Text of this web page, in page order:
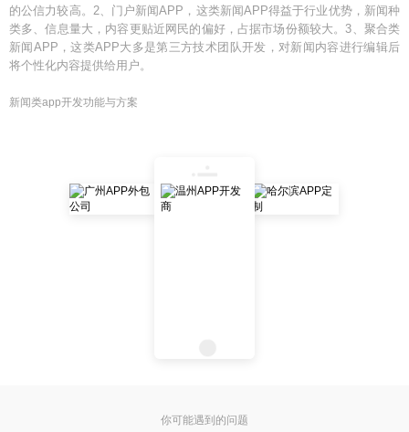
的公信力较高。2、门户新闻APP，这类新闻APP得益于行业优势，新闻种
类多、信息量大，内容更贴近网民的偏好，占据市场份额较大。3、聚合类
新闻APP，这类APP大多是第三方技术团队开发，对新闻内容进行编辑后
将个性化内容提供给用户。
新闻类app开发功能与方案
你可能遇到的问题